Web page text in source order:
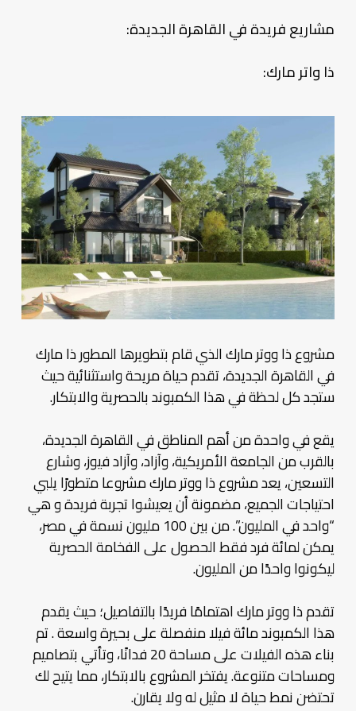
مشاريع فريدة في القاهرة الجديدة:
ذا واتر مارك:
مشروع ذا ووتر مارك الذي قام بتطويرها المطور ذا مارك
في القاهرة الجديدة، تقدم حياة مريحة واستثنائية حيث
ستجد كل لحظة في هذا الكمبوند بالحصرية والابتكار.
يقع في واحدة من أهم المناطق في القاهرة الجديدة،
بالقرب من الجامعة الأمريكية، وآزاد، وآزاد فيوز، وشارع
التسعين، يعد مشروع ذا ووتر مارك مشروعا متطورًا يلبي
احتياجات الجميع، مضمونة أن يعيشوا تجربة فريدة و هي
“واحد في المليون”. من بين 100 مليون نسمة في مصر،
يمكن لمائة فرد فقط الحصول على الفخامة الحصرية
ليكونوا واحدًا من المليون.
تقدم ذا ووتر مارك اهتمامًا فريدًا بالتفاصيل؛ حيث يقدم
هذا الكمبوند مائة فيلا منفصلة على بحيرة واسعة . تم
بناء هذه الفيلات على مساحة 20 فدانًا، وتأتي بتصاميم
ومساحات متنوعة. يفتخر المشروع بالابتكار، مما يتيح لك
تحتضن نمط حياة لا مثيل له ولا يقارن.